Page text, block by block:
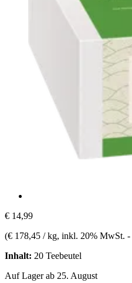
€ 14,99
(€ 178,45 / kg, inkl. 20% MwSt. -
Inhalt: 20 Teebeutel
Auf Lager ab 25. August